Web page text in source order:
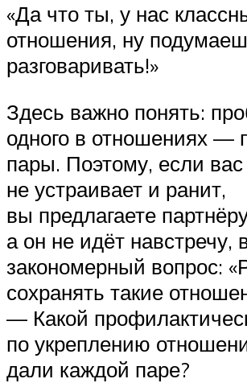
«Да что ты, у нас
отношения, ну
разговаривать!»
Здесь важно понять:
одного в отношениях —
пары. Поэтому, если
не устраивает и ранит,
вы предлагаете
а он не идёт навстречу,
закономерный вопрос:
сохранять такие
— Какой
по укреплению
дали каждой паре?